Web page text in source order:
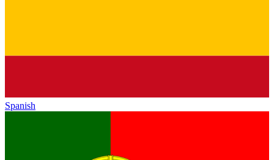
Spanish